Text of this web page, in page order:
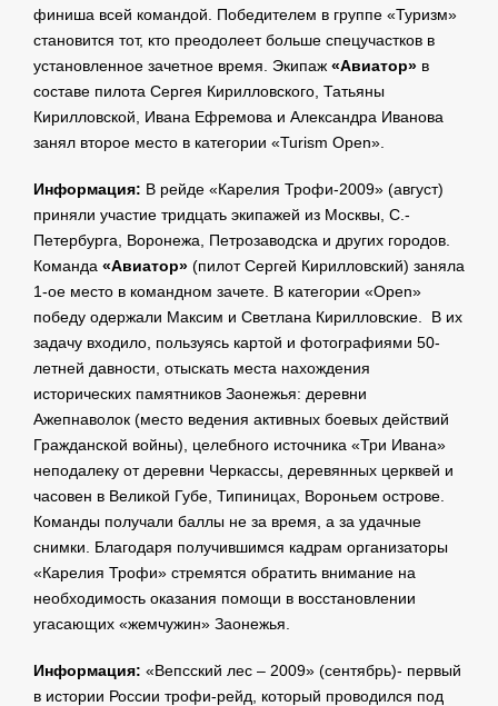
финиша всей командой. Победителем в группе «Туризм»
становится тот, кто преодолеет больше спецучастков в
установленное зачетное время. Экипаж «Авиатор» в
составе пилота Сергея Кирилловского, Татьяны
Кирилловской, Ивана Ефремова и Александра Иванова
занял второе место в категории «Turism Open».
Информация: В рейде «Карелия Трофи-2009» (август)
приняли участие тридцать экипажей из Москвы, С.-
Петербурга, Воронежа, Петрозаводска и других городов.
Команда «Авиатор» (пилот Сергей Кирилловский) заняла
1-ое место в командном зачете. В категории «Open»
победу одержали Максим и Светлана Кирилловские. В их
задачу входило, пользуясь картой и фотографиями 50-
летней давности, отыскать места нахождения
исторических памятников Заонежья: деревни
Ажепнаволок (место ведения активных боевых действий
Гражданской войны), целебного источника «Три Ивана»
неподалеку от деревни Черкассы, деревянных церквей и
часовен в Великой Губе, Типиницах, Вороньем острове.
Команды получали баллы не за время, а за удачные
снимки. Благодаря получившимся кадрам организаторы
«Карелия Трофи» стремятся обратить внимание на
необходимость оказания помощи в восстановлении
угасающих «жемчужин» Заонежья.
Информация: «Вепсский лес – 2009» (сентябрь)- первый
в истории России трофи-рейд, который проводился под